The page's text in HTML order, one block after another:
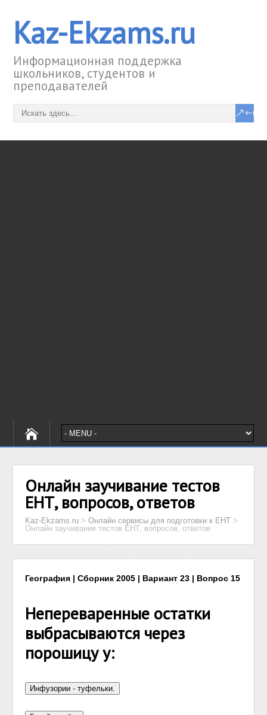
Kaz-Ekzams.ru
Информационная поддержка
школьников, студентов и
преподавателей
Онлайн заучивание тестов
ЕНТ, вопросов, ответов
Kaz-Ekzams.ru >Онлайн сервисы для подготовки к ЕНТ >
Онлайн заучивание тестов ЕНТ, вопросов, ответов
География | Сборник 2005 | Вариант 23 | Вопрос 15
Непереваренные остатки
выбрасываются через
порошицу у: